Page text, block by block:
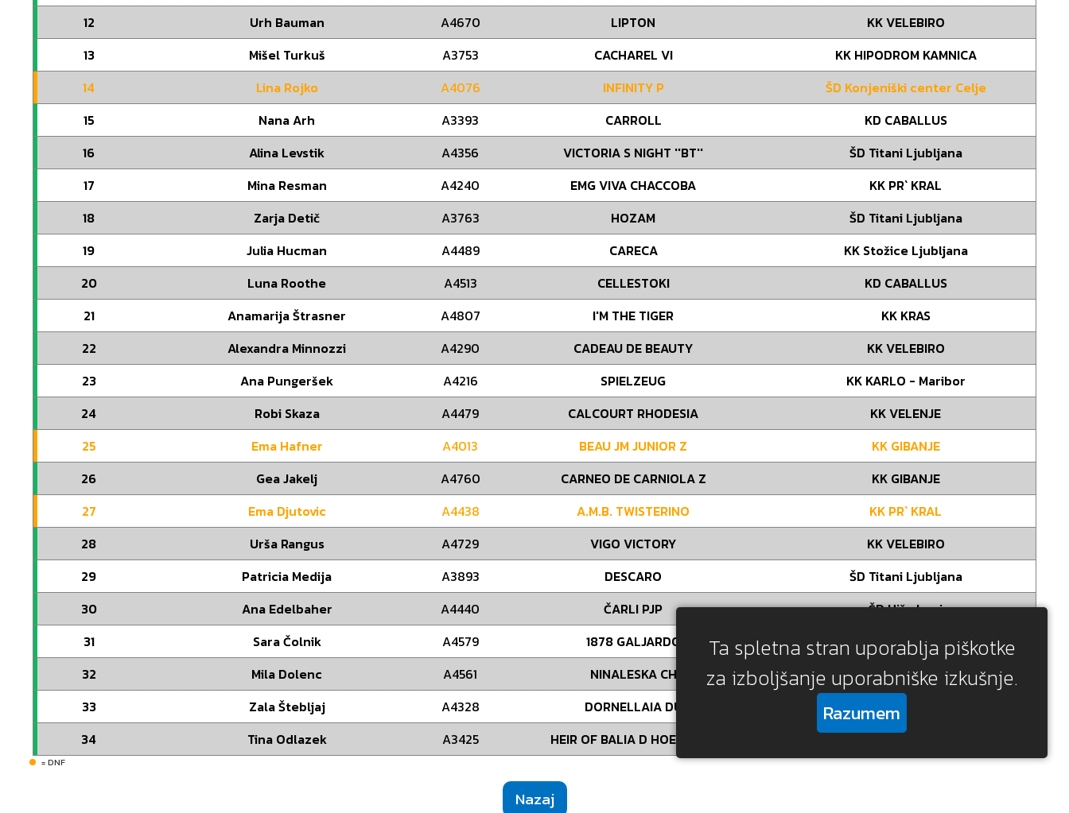
Ta spletna stran uporablja piškotke
za izboljšanje uporabniške izkušnje.
Razumem
12
Urh Bauman A4670 LIPTON
KK VELEBIRO
13
Mišel Turkuš A3753 CACHAREL VI
KK HIPODROM KAMNICA
14
Lina Rojko A4076 INFINITY P
ŠD Konjeniški center Celje
15
Nana Arh A3393 CARROLL
KD CABALLUS
16
Alina Levstik A4356 VICTORIA S NIGHT ''BT''
ŠD Titani Ljubljana
17
Mina Resman A4240 EMG VIVA CHACCOBA
KK PR` KRAL
18
Zarja Detič A3763 HOZAM
ŠD Titani Ljubljana
19
Julia Hucman A4489 CARECA
KK Stožice Ljubljana
20
Luna Roothe A4513 CELLESTOKI
KD CABALLUS
21
Anamarija Štrasner A4807 I'M THE TIGER
KK KRAS
22
Alexandra Minnozzi A4290 CADEAU DE BEAUTY
KK VELEBIRO
23
Ana Pungeršek A4216 SPIELZEUG
KK KARLO - Maribor
24
Robi Skaza A4479 CALCOURT RHODESIA
KK VELENJE
25
Ema Hafner A4013 BEAU JM JUNIOR Z
KK GIBANJE
26
Gea Jakelj A4760 CARNEO DE CARNIOLA Z
KK GIBANJE
27
Ema Djutovic A4438 A.M.B. TWISTERINO
KK PR` KRAL
28
Urša Rangus A4729 VIGO VICTORY
KK VELEBIRO
29
Patricia Medija A3893 DESCARO
ŠD Titani Ljubljana
30
Ana Edelbaher A4440 ČARLI PJP
ŠD Hiša konj
31
Sara Čolnik A4579 1878 GALJARDO
ŠD Titani Ljubljana
32
Mila Dolenc A4561 NINALESKA CH
ŠD Titani Ljubljana
33
Zala Štebljaj A4328 DORNELLAIA DU
KK Brdo pri Ihanu
34
Tina Odlazek A3425 HEIR OF BALIA D HOETSEL Z KK Brdo pri Ihanu
= DNF
Nazaj